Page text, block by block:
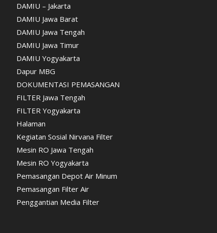
DAMIU – Jakarta
DAMIU Jawa Barat
DAMIU Jawa Tengah
DAMIU Jawa Timur
DAMIU Yogyakarta
Dapur MBG
DOKUMENTASI PEMASANGAN
FILTER Jawa Tengah
FILTER Yogyakarta
Halaman
Kegiatan Sosial Nirvana Filter
Mesin RO Jawa Tengah
Mesin RO Yogyakarta
Pemasangan Depot Air Minum
Pemasangan Filter Air
Penggantian Media Filter